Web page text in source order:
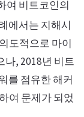
여 비트코인의
에서는 지해시
도적으로 마이
나, 2018년 비트
를 점유한 해커
여 문제가 되었